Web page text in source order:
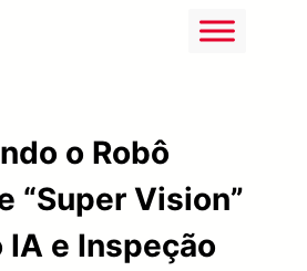
o Robô
“Super Vision”
IA e Inspeção